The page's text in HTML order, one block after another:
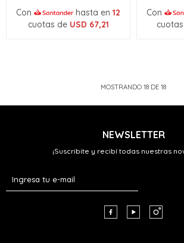
Con hasta en 12
cuotas de USD 67,21
Con
MOSTRANDO 18 DE 18
NEWSLETTER
¡Suscribite y recibí todas nuestras
  